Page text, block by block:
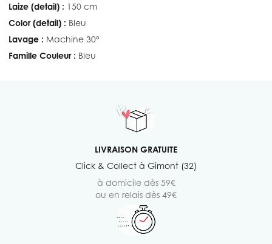
Laize (detail) : 150 cm
Color (detail) : Bleu
Lavage : Machine 30°
Famille Couleur : Bleu
LIVRAISON GRATUITE
Click & Collect à Gimont (32)
à domicile dès 59€
ou en relais dès 49€